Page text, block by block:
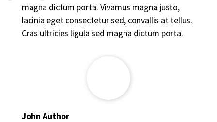
magna dictum porta. Vivamus magna justo,
lacinia eget consectetur sed, convallis at tellus.
Cras ultricies ligula sed magna dictum porta.
John Author